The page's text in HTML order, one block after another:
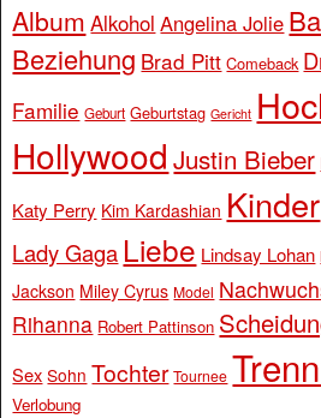
Album Alkohol Angelina Jolie
Beziehung Brad Pitt Comeback
Familie Geburt Geburtstag Gericht
Hollywood Justin Bieber
Katy Perry Kim Kardashian Kinder
Lady Gaga Liebe Lindsay Lohan
Jackson Miley Cyrus Model
Rihanna Robert Pattinson
Sex Sohn Tochter Tournee
Verlobung